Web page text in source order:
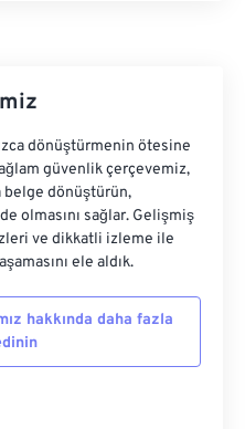
dönüştürmenin ötesine
güvenlik çerçevemiz,
dönüştürün,
olmasını sağlar. Gelişmiş
ve dikkatli izleme ile
ele aldık.
hakkında daha fazla